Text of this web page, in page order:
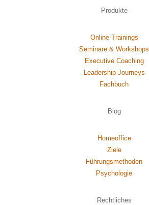
Produkte
Online-Trainings
Seminare & Workshops
Executive Coaching
Leadership Journeys
Fachbuch
Blog
Homeoffice
Ziele
Führungsmethoden
Psychologie
Rechtliches